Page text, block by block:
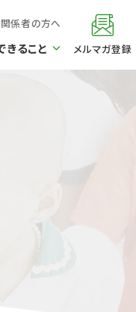
係者の方へ
きること メルマガ登録